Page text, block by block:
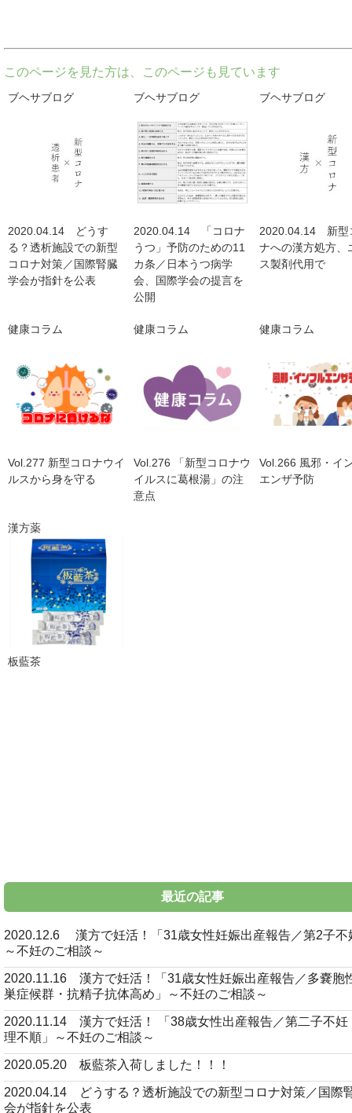
このページを見た方は、このページも見ています
ブヘサブログ
2020.04.14 どうす
る？透析施設での新型
コロナ対策／国際腎臓
学会が指針を公表
ブヘサブログ
2020.04.14 「コロナ
うつ」予防のための11
カ条／日本うつ病学
会、国際学会の提言を
公開
ブヘサブログ
2020.04.14 新型
ナへの漢方処方、
ス製剤代用で
健康コラム
Vol.277 新型コロナウイ
ルスから身を守る
健康コラム
Vol.276 「新型コロナウ
イルスに葛根湯」の注
意点
健康コラム
Vol.266 風邪・イ
エンザ予防
漢方薬
板藍茶
最近の記事
2020.12.6 漢方で妊活！「31歳女性妊娠出産報告／第2子不
～不妊のご相談～
2020.11.16 漢方で妊活！「31歳女性妊娠出産報告／多嚢胞
巣症候群・抗精子抗体高め」～不妊のご相談～
2020.11.14 漢方で妊活！ 「38歳女性出産報告／第二子不妊
理不順」～不妊のご相談～
2020.05.20 板藍茶入荷しました！！！
2020.04.14 どうする？透析施設での新型コロナ対策／国際
会が指針を公表